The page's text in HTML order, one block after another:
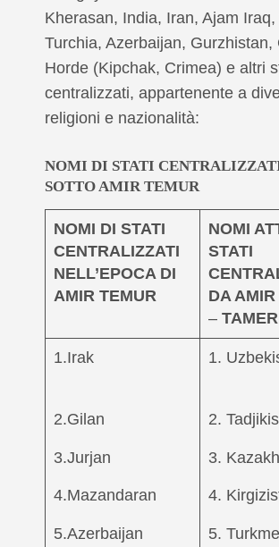
Kherasan, India, Iran, Ajam
Turchia, Azerbaijan, Gurzhistan,
Horde (Kipchak, Crimea) e altri
centralizzati, appartenente a
religioni e nazionalità:
NOMI DI STATI
SOTTO AMIR TEMUR
NOMI DI STATI
CENTRALIZZATI
NELL’EPOCA DI
AMIR TEMUR
NOMI
STATI
DA
–
1.Irak
2.Gilan
3.Jurjan
4.Mazandaran
5.Azerbaijan
1.
2.
3.
4.
5.